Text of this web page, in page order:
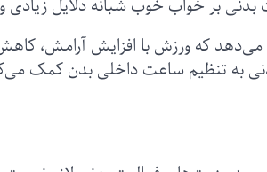
بدنی بر خواب خوب شبانه دلایل زیادی
می‌دهد که ورزش با افزایش آرامش،
به تنظیم ساعت داخلی بدن کمک